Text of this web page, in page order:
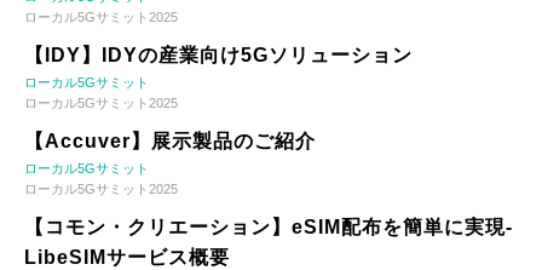
ローカル5Gサミット2025
【IDY】IDYの産業向け5Gソリューション
ローカル5Gサミット
ローカル5Gサミット2025
【Accuver】展示製品のご紹介
ローカル5Gサミット
ローカル5Gサミット2025
【コモン・クリエーション】eSIM配布を簡単に実現-
LibeSIMサービス概要